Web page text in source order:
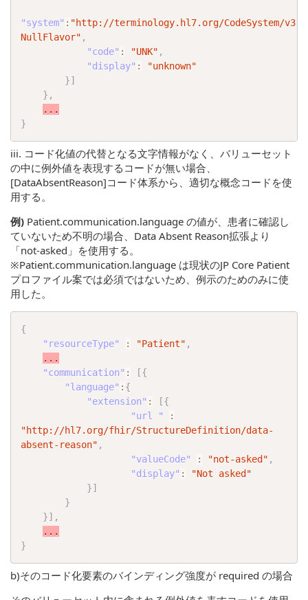
"system" : "http://terminology.hl7.org/CodeSystem/v3-
NullFlavor" ,
"code" : "UNK" ,
"display" :
"unknown"
}]
} ,
...
}
iii. コード化値の代替となる文字情報がなく、バリューセット
の中に例外値を表現するコードが無い場合、
[DataAbsentReason]コード体系から、適切な概念コードを使
用する。
例) Patient.communication.language の値が、患者に確認し
ていないため不明の場合、Data Absent Reason拡張より
「not-asked」を使用する。
※Patient.communication.language は現状のJP Core Patient
プロファイル案では必須ではないため、例示のためのみに使
用した。
{
"resourceType"
: "Patient" ,
...
"communication" : [{
"language" : {
"extension" : [{
"url "
:
"http://hl7.org/fhir/StructureDefinition/data-
absent-reason" ,
"valueCode"
: "not-asked" ,
"display" :
"Not asked"
}]
}
}] ,
...
}
b)そのコード化要素のバインディング強度が required の場合